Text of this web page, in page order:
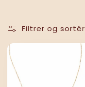
l
l
e
Filtrer og sortér